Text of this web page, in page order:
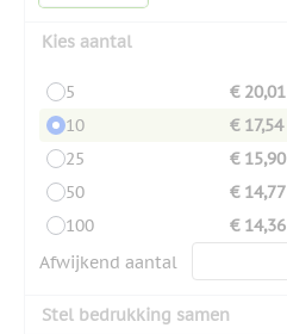
Kies aantal
5
€ 20,01
10
€ 17,54
25
€ 15,90
50
€ 14,77
100
€ 14,36
Afwijkend aantal
Stel bedrukking samen